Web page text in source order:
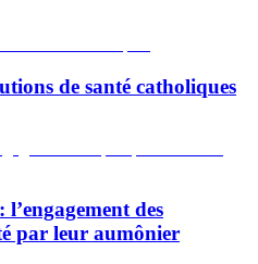
de santé catholiques
l’engagement des
par leur aumônier